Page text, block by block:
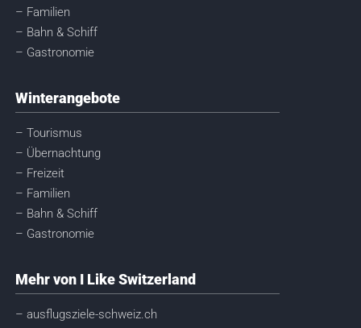
– Familien
– Bahn & Schiff
– Gastronomie
Winterangebote
– Tourismus
– Übernachtung
– Freizeit
– Familien
– Bahn & Schiff
– Gastronomie
Mehr von I Like Switzerland
– ausflugsziele-schweiz.ch